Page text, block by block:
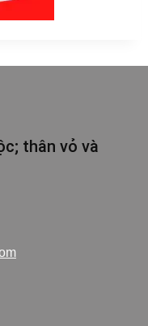
thân vỏ và